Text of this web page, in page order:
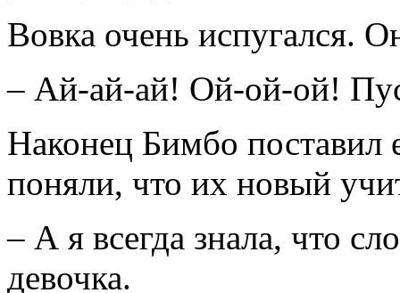
Вовка очень испугался.
– Ай-ай-ай! Ой-ой-ой!
Наконец Бимбо поставил
поняли, что их новый
– А я всегда знала, что
девочка.